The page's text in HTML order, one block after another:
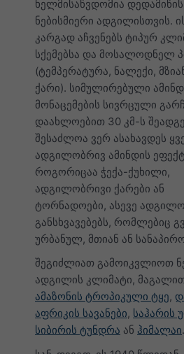
ხელმისაწვდომია დედამიწის
ნებისმიერი ადგილისთვის.
კარგად აჩვენებს ტიპურ
სქემებსა და მოსალოდნელ
(ტემპერატურა, ნალექი,
ქარი). სიმულირებული
მონაცემების სივრცული
დაახლოებით 30 კმ-ს
შესაძლოა ვერ ასახავდეს
ადგილობრივ ამინდის
როგორიცაა ჭექა-ქუხილი,
ადგილობრივი ქარები ან
ტორნადოები, ასევე
განსხვავებებს, რომლებიც
ურბანულ, მთიან ან
შეგიძლიათ გამოიკვლიოთ
ადგილის კლიმატი,
ამაზონის ტროპიკული ტყე,
აფრიკის სავანები, საჰარის
სიბირის ტუნდრა ან ჰიმალაი.